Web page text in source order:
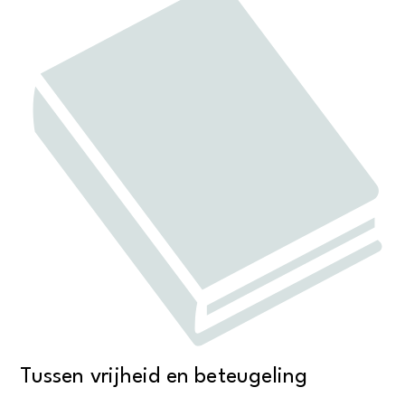
Tussen vrijheid en beteugeling